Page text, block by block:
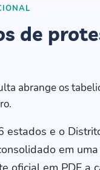
de
abrange os
estados e o
em